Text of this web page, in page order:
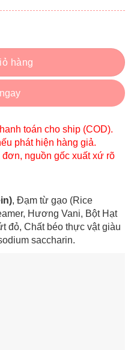
hàng
toán cho ship (COD).
phát hiện hàng giả.
nguồn gốc xuất xứ rõ
, Đạm từ gạo (Rice
Hương Vani, Bột Hạt
đỏ, Chất béo thực vật giàu
saccharin.